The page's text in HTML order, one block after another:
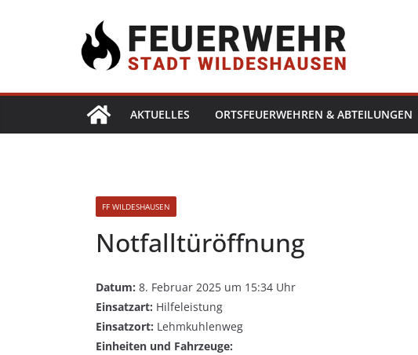
AKTUELLES ORTSFEUERWEHREN & ABTEILUNGEN
FF WILDESHAUSEN
Notfalltüröffnung
Datum: 8. Februar 2025 um 15:34 Uhr
Einsatzart: Hilfeleistung
Einsatzort: Lehmkuhlenweg
Einheiten und Fahrzeuge: